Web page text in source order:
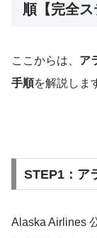
順【完全ス
ここからは、 ア
手順を解説しま
STEP1：ア
Alaska Airlines